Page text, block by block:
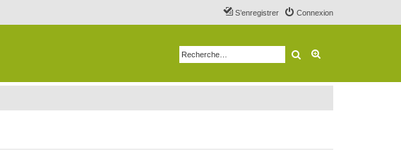
Connexion
S’enregistrer
Rechercher